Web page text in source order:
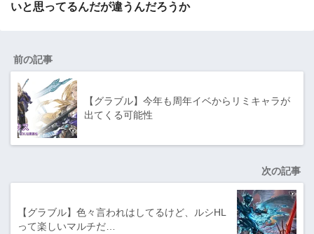
いと思ってるんだが違うんだろうか
前の記事
【グラブル】今年も周年イベからリミキャラが
出てくる可能性
次の記事
【グラブル】色々言われはしてるけど、ルシHL
って楽しいマルチだ…